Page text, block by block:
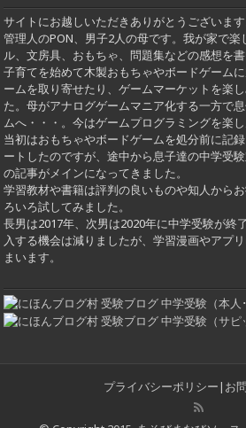
サイトにお越しいただきありがとうございます
管理人のPON、男子2人の母です。我が家で
ル、文房具、おもちゃ、問題集などの感想を書
子育てを始めて木製おもちゃやボードゲーム
ームを取り寄せたり、ゲームマーケットを楽
た。母がアナログゲームマニア化する一方で
ムへ・・・。今はゲームプログラミングを楽し
当初はおもちゃやボードゲームを処分前に記
ートしたのですが、途中から息子達の中学受
の記事がメインになってきました。
学習教材や書籍は評判の良いものや知人から
ろいろ試してみました。
長男は2017年、次男は2020年に中学受験が終
入する機会は減りましたが、学習漫画やアプ
まいます。
プライバシーポリシー| お